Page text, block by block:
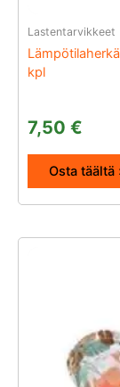
Lastentarvikkeet
kpl
7,50 €
Osta täältä